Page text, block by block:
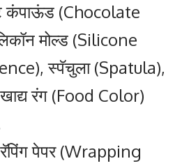
कंपाऊंड (Chocolate
मोल्ड (Silicone
स्पॅचुला (Spatula),
रंग (Food Color)
पेपर (Wrapping